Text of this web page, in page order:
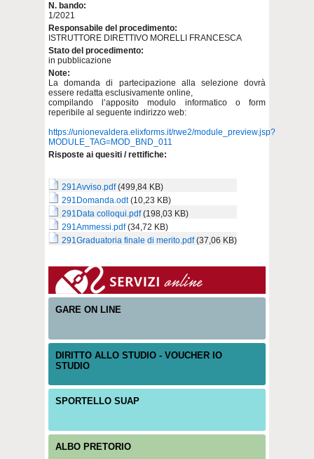
N. bando:
1/2021
Responsabile del procedimento:
ISTRUTTORE DIRETTIVO MORELLI FRANCESCA
Stato del procedimento:
in pubblicazione
Note:
La domanda di partecipazione alla selezione dovrà
essere redatta esclusivamente online,
compilando l’apposito modulo informatico o form
reperibile al seguente indirizzo web:
https://unionevaldera.elixforms.it/rwe2/module_preview.jsp?
MODULE_TAG=MOD_BND_011
Risposte ai quesiti / rettifiche:
291Avviso.pdf (499,84 KB)
291Domanda.odt (10,23 KB)
291Data colloqui.pdf (198,03 KB)
291Ammessi.pdf (34,72 KB)
291Graduatoria finale di merito.pdf (37,06 KB)
GARE ON LINE
DIRITTO ALLO STUDIO - VOUCHER IO
STUDIO
SPORTELLO SUAP
ALBO PRETORIO